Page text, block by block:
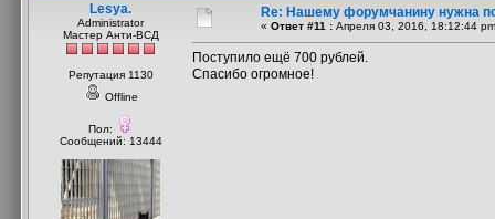
Lesya.
Administrator
Мастер Анти-ВСД
Репутация 1130
Offline
Пол:
Сообщений: 13444
Re: Нашему форумчанину нужна
« Ответ #11 : Апреля 03, 2016, 18:12:44
Поступило ещё 700 рублей.
Спасибо огромное!